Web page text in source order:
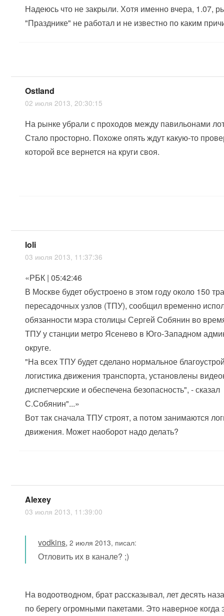
Надеюсь что не закрыли. Хотя именно вчера, 1.07,
"Празднике" не работал и не известно по каким
Ostland
02 июля 2013, 20:30:15
На рынке убрали с проходов между павильонами
Стало просторно. Похоже опять ждут какую-то
которой все вернется на круги своя.
loli
03 июля 2013, 11:37:36
«РБК | 05:42:46
В Москве будет обустроено в этом году около 150
пересадочных узлов (ТПУ), сообщил временно
обязанности мэра столицы Сергей Собянин во
ТПУ у станции метро Ясенево в Юго-Западном
округе.
"На всех ТПУ будет сделано нормальное
логистика движения транспорта, установлены
диспетчерские и обеспечена безопасность", - сказал
С.Собянин"...»
Вот так сначала ТПУ строят, а потом занимаются
движения. Может наоборот надо делать?
Alexey
03 июля 2013, 11:39:00
vodkins,2 июля 2013, писал:
Отловить их в канале? ;)
На водоотводном, брат рассказывал, лет десять
по берегу огромными пакетами. Это наверное когда